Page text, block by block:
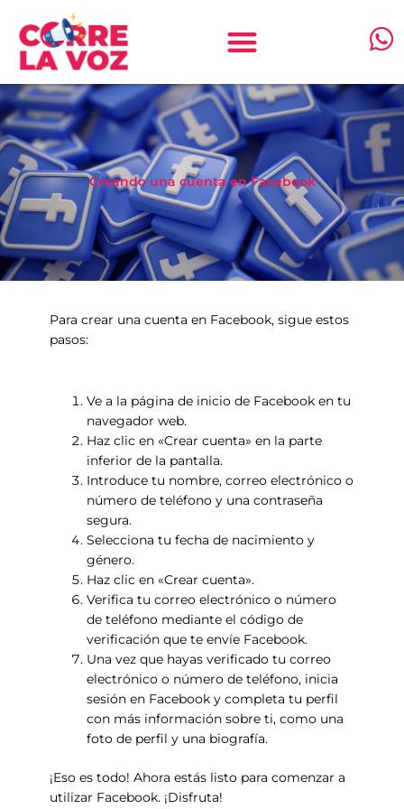
contenido
a
t
s
a
p
p
Creando una cuenta en Facebook
Para crear una cuenta en Facebook, sigue estos
pasos:
Ve a la página de inicio de Facebook en tu
navegador web.
Haz clic en «Crear cuenta» en la parte
inferior de la pantalla.
Introduce tu nombre, correo electrónico o
número de teléfono y una contraseña
segura.
Selecciona tu fecha de nacimiento y
género.
Haz clic en «Crear cuenta».
Verifica tu correo electrónico o número
de teléfono mediante el código de
verificación que te envíe Facebook.
Una vez que hayas verificado tu correo
electrónico o número de teléfono, inicia
sesión en Facebook y completa tu perfil
con más información sobre ti, como una
foto de perfil y una biografía.
¡Eso es todo! Ahora estás listo para comenzar a
utilizar Facebook. ¡Disfruta!